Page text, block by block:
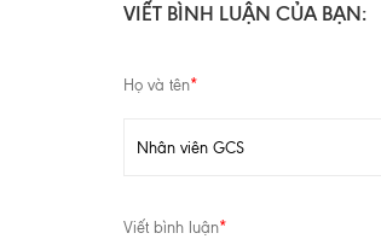
VIẾT BÌNH LUẬN CỦA BẠN:
Họ và tên*
Viết bình luận*